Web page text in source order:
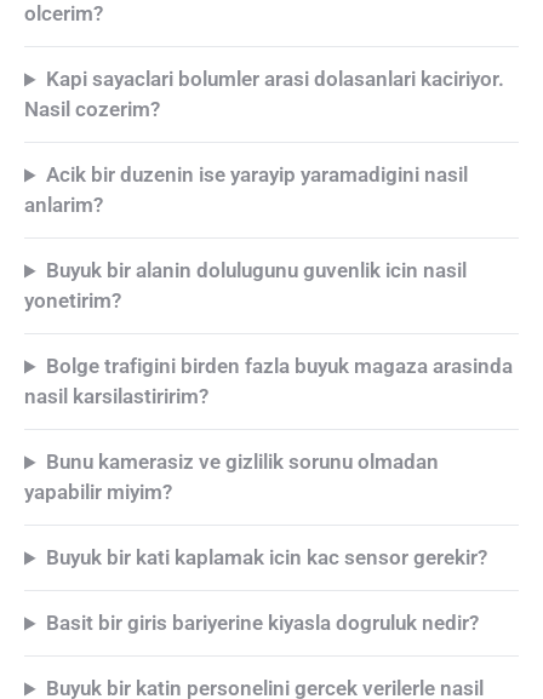
olcerim?
Kapi sayaclari bolumler arasi dolasanlari kaciriyor.
Nasil cozerim?
Acik bir duzenin ise yarayip yaramadigini nasil
anlarim?
Buyuk bir alanin dolulugunu guvenlik icin nasil
yonetirim?
Bolge trafigini birden fazla buyuk magaza arasinda
nasil karsilastiririm?
Bunu kamerasiz ve gizlilik sorunu olmadan
yapabilir miyim?
Buyuk bir kati kaplamak icin kac sensor gerekir?
Basit bir giris bariyerine kiyasla dogruluk nedir?
Buyuk bir katin personelini gercek verilerle nasil